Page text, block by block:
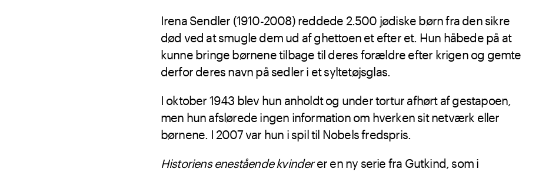
Irena Sendler (1910-2008) reddede 2.500 jødiske børn fra den sikre
død ved at smugle dem ud af ghettoen et efter et. Hun håbede på at
kunne bringe børnene tilbage til deres forældre efter krigen og gemte
derfor deres navn på sedler i et syltetøjsglas.
I oktober 1943 blev hun anholdt og under tortur afhørt af gestapoen,
men hun afslørede ingen information om hverken sit netværk eller
børnene. I 2007 var hun i spil til Nobels fredspris.
Historiens enestående kvinderer en ny serie fra Gutkind, som i